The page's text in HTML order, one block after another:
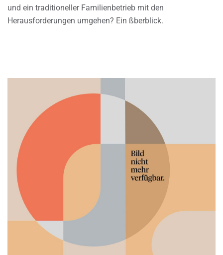
und ein traditioneller Familienbetrieb mit den
Herausforderungen umgehen? Ein ßberblick.